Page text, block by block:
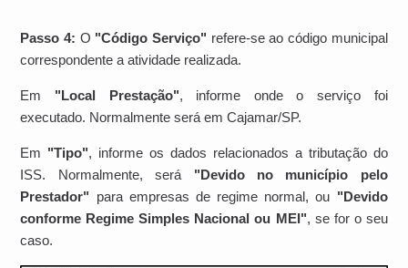
Passo 4: O "Código Serviço" refere-se ao código municipal
correspondente a atividade realizada.
Em "Local Prestação", informe onde o serviço foi
executado. Normalmente será em Cajamar/SP.
Em "Tipo", informe os dados relacionados a tributação do
ISS. Normalmente, será "Devido no município pelo
Prestador" para empresas de regime normal, ou "Devido
conforme Regime Simples Nacional ou MEI", se for o seu
caso.